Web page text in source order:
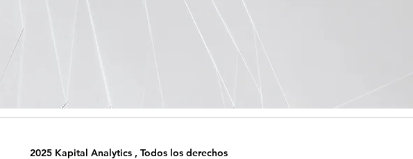
2025 Kapital Analytics , Todos los derechos